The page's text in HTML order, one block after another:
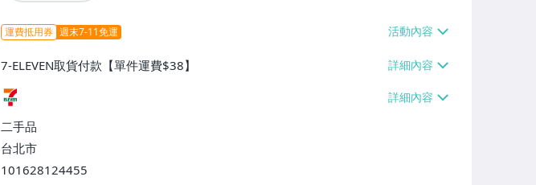
運費抵用券 週末7-11免運
7-ELEVEN取貨付款【單件運費$38】
二手品
台北市
101628124455